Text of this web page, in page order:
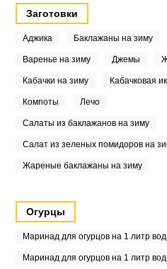
Заготовки
Аджика Баклажаны на зиму
Варенье на зиму Джемы
Кабачки на зиму Кабачковая
Компоты Лечо
Салаты из баклажанов на зиму
Салат из зеленых помидоров на
Жареные баклажаны на зиму
Огурцы
Маринад для огурцов на 1 литр
Маринад для огурцов на 1 литр